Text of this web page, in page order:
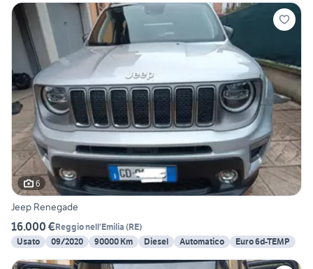
6
Jeep Renegade
16.000 €Reggio nell'Emilia (RE)
Usato
09/2020 90000 Km Diesel Automatico Euro 6d-TEMP